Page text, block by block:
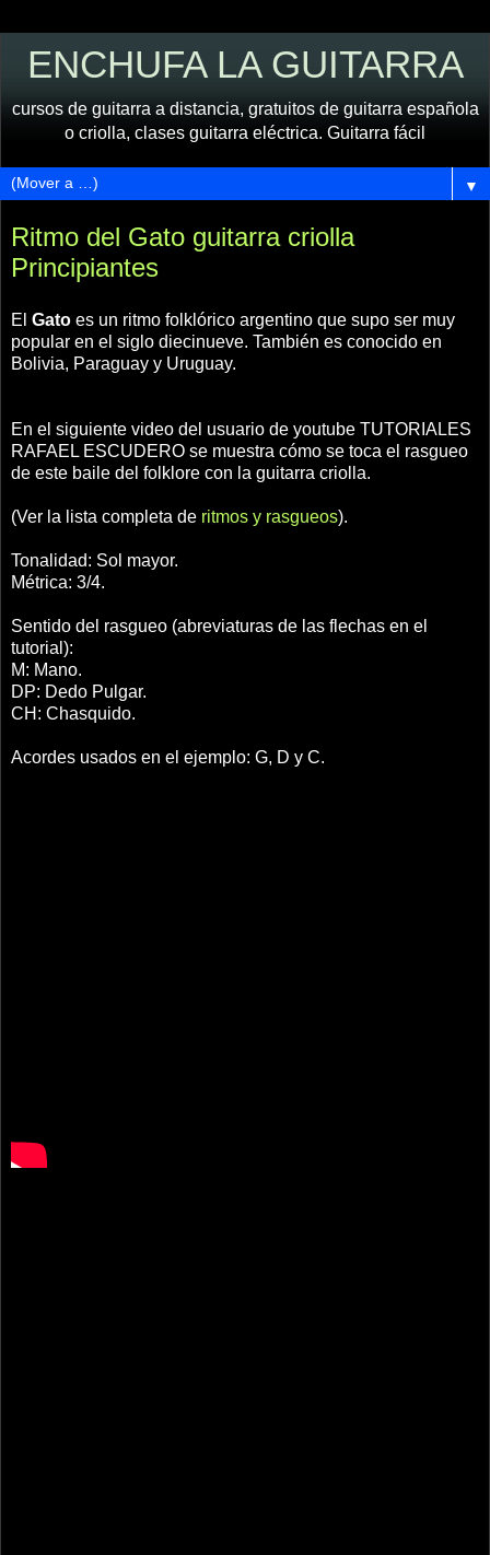
ENCHUFA LA GUITARRA
cursos de guitarra a distancia, gratuitos de guitarra española
o criolla, clases guitarra eléctrica. Guitarra fácil
▼
Ritmo del Gato guitarra criolla
Principiantes
El Gato es un ritmo folklórico argentino que supo ser muy
popular en el siglo diecinueve. También es conocido en
Bolivia, Paraguay y Uruguay.
En el siguiente video del usuario de youtube TUTORIALES
RAFAEL ESCUDERO se muestra cómo se toca el rasgueo
de este baile del folklore con la guitarra criolla.
(Ver la lista completa de ritmos y rasgueos).
Tonalidad: Sol mayor.
Métrica: 3/4.
Sentido del rasgueo (abreviaturas de las flechas en el
tutorial):
M: Mano.
DP: Dedo Pulgar.
CH: Chasquido.
Acordes usados en el ejemplo: G, D y C.